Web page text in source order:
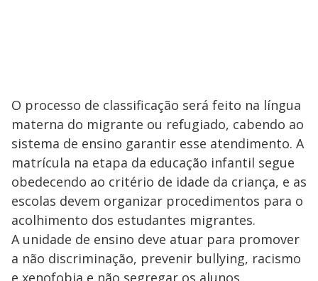
O processo de classificação será feito na língua
materna do migrante ou refugiado, cabendo ao
sistema de ensino garantir esse atendimento. A
matrícula na etapa da educação infantil segue
obedecendo ao critério de idade da criança, e as
escolas devem organizar procedimentos para o
acolhimento dos estudantes migrantes.
A unidade de ensino deve atuar para promover
a não discriminação, prevenir bullying, racismo
e xenofobia e não segregar os alunos